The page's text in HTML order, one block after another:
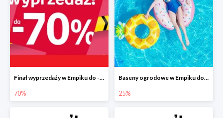
Finał wyprzedaży w Empiku do -70%
70%
Baseny ogrodowe w Empiku do -25%
25%